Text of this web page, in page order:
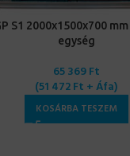
S1 2000x1500x700
egység
65 369Ft
(51 472Ft + Áfa)
KOSÁRBA TESZEM